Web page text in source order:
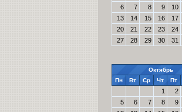
6
7 8 9
10
13
14 15 16
17
20
21 22 23
24
27
28 29 30 31
Октябрь
Пн
Вт Ср Чт Пт
1
2
5
6 7 8
9